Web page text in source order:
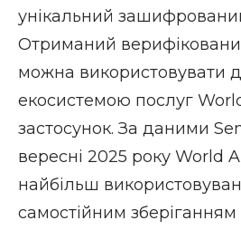
унікальний
Отриманий
можна використовувати
екосистемою послуг
застосунок. За даними
вересні 2025 року World
найбільш
самостійним